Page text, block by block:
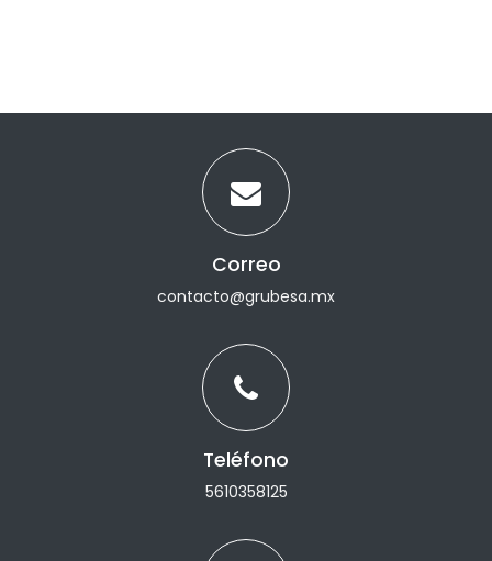
Correo
contacto@grubesa.mx
Teléfono
5610358125